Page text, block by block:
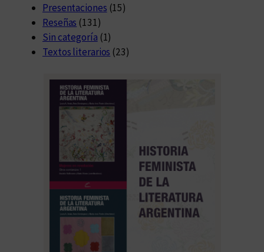
Presentaciones (15)
Reseñas (131)
Sin categoría (1)
Textos literarios (23)